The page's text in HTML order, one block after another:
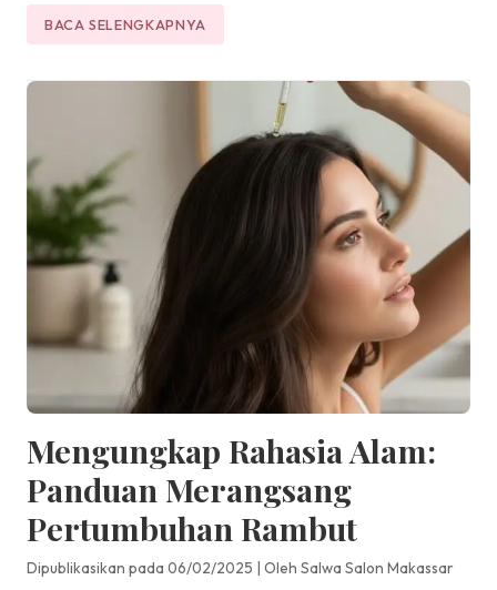
BACA SELENGKAPNYA
Mengungkap Rahasia Alam:
Panduan Merangsang
Pertumbuhan Rambut
Dipublikasikan pada 06/02/2025 | Oleh Salwa Salon Makassar